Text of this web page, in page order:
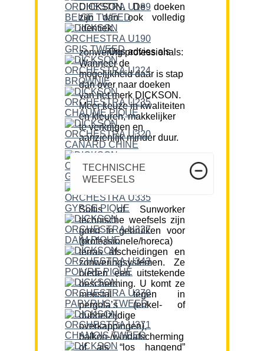
DICKSON. De doeken
zijn dan ook volledig
identiek.
Ons advies als zonwering professionals:
Wanneer de
mogelijkheid daar is stap
dan over naar doeken
van het merk DICKSON.
Meer keuze in kwaliteiten
en kleuren, makkelijker
te verkrijgen en
aanzienlijk minder duur.
TECHNISCHE
WEEFSELS
Soltis of Sunworker
technische weefsels zijn
goed te gebruiken voor
(professionele/horeca)
terras afscheidingen en
zonweringsystemen. Ze
bieden een uitstekende
bescherming. U komt ze
meestal tegen in
pergola’s (enkel- of
dubbelzijdige
overkappingen),
balkon-/windafscherming
of als “los hangend”